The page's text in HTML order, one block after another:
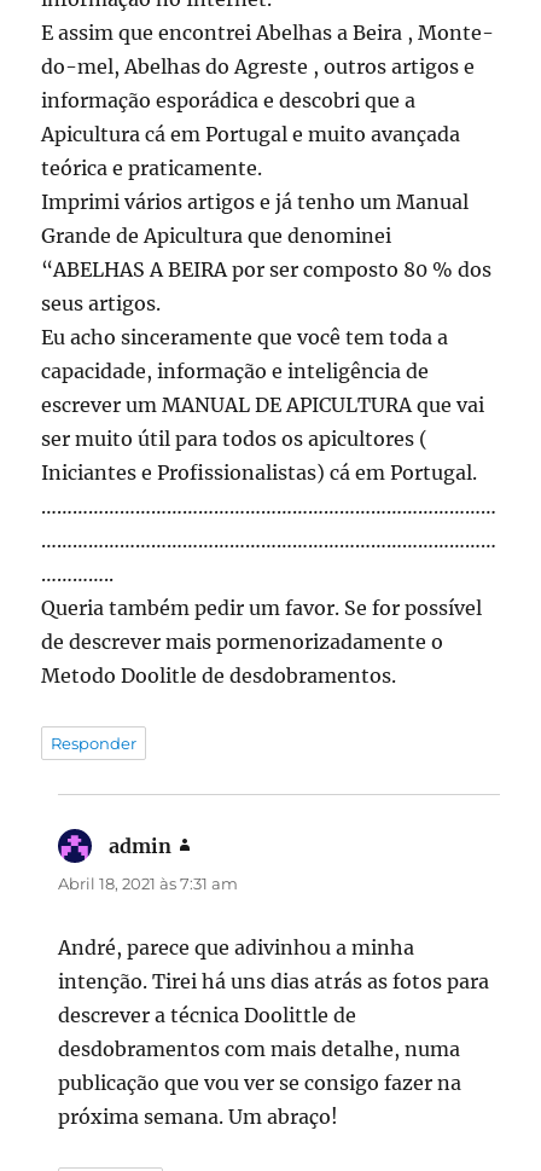
E assim que encontrei Abelhas a Beira , Monte-
do-mel, Abelhas do Agreste , outros artigos e
informação esporádica e descobri que a
Apicultura cá em Portugal e muito avançada
teórica e praticamente.
Imprimi vários artigos e já tenho um Manual
Grande de Apicultura que denominei
“ABELHAS A BEIRA por ser composto 80 % dos
seus artigos.
Eu acho sinceramente que você tem toda a
capacidade, informação e inteligência de
escrever um MANUAL DE APICULTURA que vai
ser muito útil para todos os apicultores (
Iniciantes e Profissionalistas) cá em Portugal.
……………………………………………………………………………
……………………………………………………………………………
…………..
Queria também pedir um favor. Se for possível
de descrever mais pormenorizadamente o
Metodo Doolitle de desdobramentos.
Responder
admin
Abril 18, 2021 às 7:31 am
André, parece que adivinhou a minha
intenção. Tirei há uns dias atrás as fotos para
descrever a técnica Doolittle de
desdobramentos com mais detalhe, numa
publicação que vou ver se consigo fazer na
próxima semana. Um abraço!